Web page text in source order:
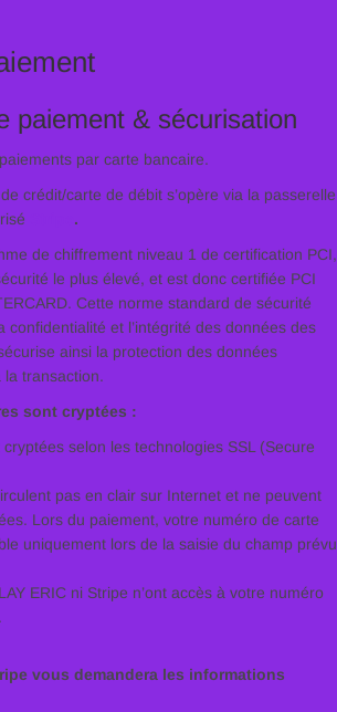
paiement & sécurisation
par carte bancaire.
crédit/carte de débit s’opère via la passerelle
.
de chiffrement niveau 1 de certification PCI,
le plus élevé, et est donc certifiée PCI
Cette norme standard de sécurité
confidentialité et l’intégrité des données des
ainsi la protection des données
la transaction.
sont cryptées :
selon les technologies SSL (Secure
pas en clair sur Internet et ne peuvent
Lors du paiement, votre numéro de carte
uniquement lors de la saisie du champ prévu
ERIC ni Stripe n’ont accès à votre numéro
vous demandera les informations